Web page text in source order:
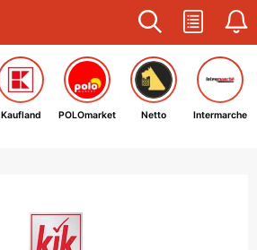
Kaufland POLOmarket Netto Intermarche